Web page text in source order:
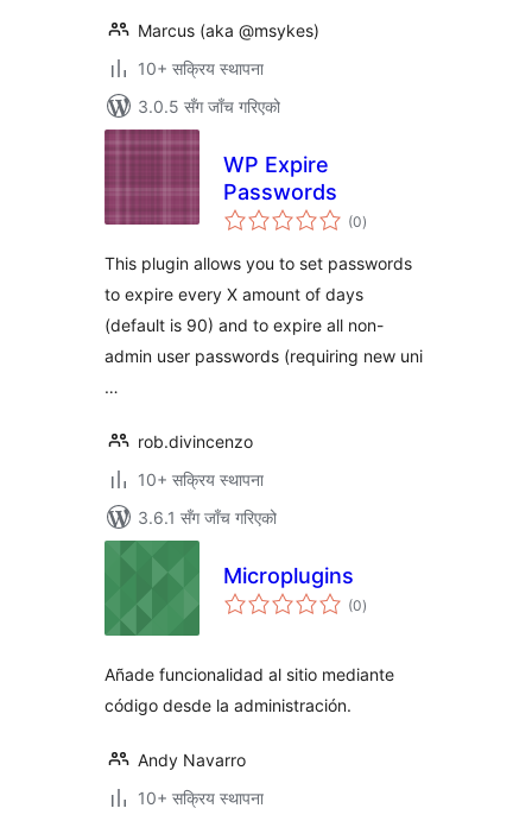
Marcus (aka @msykes)
10+ सक्रिय स्थापना
3.0.5 सँग जाँच गरिएको
WP Expire
Passwords
(0कुल
रेटिङ्गहरू
)
This plugin allows you to set passwords
to expire every X amount of days
(default is 90) and to expire all non-
admin user passwords (requiring new uni
…
rob.divincenzo
10+ सक्रिय स्थापना
3.6.1 सँग जाँच गरिएको
Microplugins
(0कुल
रेटिङ्गहरू
)
Añade funcionalidad al sitio mediante
código desde la administración.
Andy Navarro
10+ सक्रिय स्थापना